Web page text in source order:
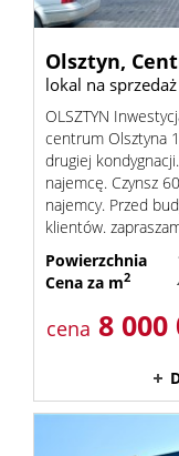
Olsztyn,
lokal na sprzedaż
OLSZTYN
centrum Olsztyna
drugiej
najemcę. Czynsz
najemcy. Przed
klientów.
Powierzchnia
Cena za m2
cena 8 000